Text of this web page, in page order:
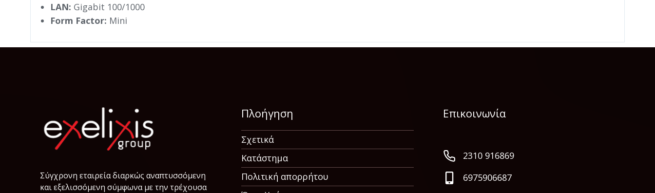
LAN: Gigabit 100/1000
Form Factor: Mini
Σύγχρονη εταιρεία διαρκώς αναπτυσσόμενη
και εξελισσόμενη σύμφωνα µε την τρέχουσα
Πλοήγηση
Σχετικά
Κατάστημα
Πολιτική απορρήτου
Επικοινωνία
2310 916869
6975906687